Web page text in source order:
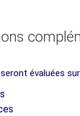
évaluées